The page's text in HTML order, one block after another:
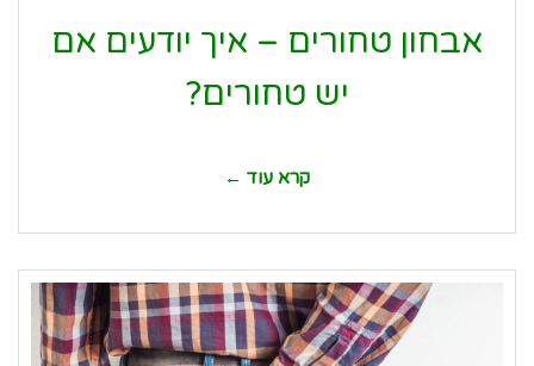
אבחון טחורים – איך יודעים אם
יש טחורים?
קרא עוד ←